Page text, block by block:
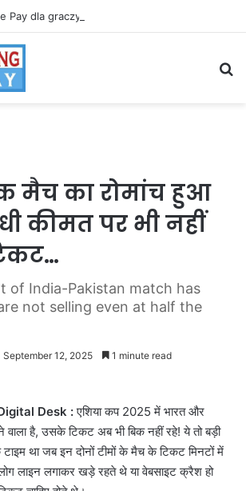
Pay dla graczy na iPhone
मैच का रोमांच हुआ
कीमत पर भी नहीं
of India-Pakistan match has
not selling even at half the
September 12, 2025 1 minute read
Desk :एशिया कप 2025 में भारत और
वाला है, उसके टिकट अब भी बिक नहीं रहे! ये तो बड़ी
था जब इन दोनों टीमों के मैच के टिकट मिनटों में
लाइन लगाकर खड़े रहते थे या वेबसाइट क्रैश हो